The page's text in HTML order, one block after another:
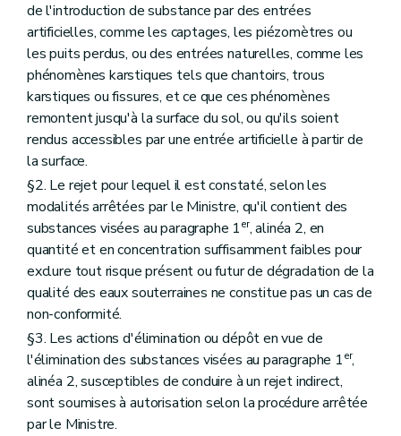
de l'introduction de substance par des entrées
artificielles, comme les captages, les piézomètres ou
les puits perdus, ou des entrées naturelles, comme les
phénomènes karstiques tels que chantoirs, trous
karstiques ou fissures, et ce que ces phénomènes
remontent jusqu'à la surface du sol, ou qu'ils soient
rendus accessibles par une entrée artificielle à partir de
la surface.
§2. Le rejet pour lequel il est constaté, selon les
modalités arrêtées par le Ministre, qu'il contient des
substances visées au paragraphe 1er, alinéa 2, en
quantité et en concentration suffisamment faibles pour
exclure tout risque présent ou futur de dégradation de la
qualité des eaux souterraines ne constitue pas un cas de
non-conformité.
§3. Les actions d'élimination ou dépôt en vue de
l'élimination des substances visées au paragraphe 1er,
alinéa 2, susceptibles de conduire à un rejet indirect,
sont soumises à autorisation selon la procédure arrêtée
par le Ministre.